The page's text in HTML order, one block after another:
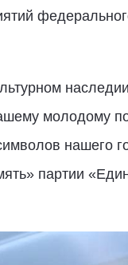
молодому
нашего
партии